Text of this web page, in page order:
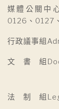
媒體公關中
0126、0127
行政議事組
文 書 組
法 制 組